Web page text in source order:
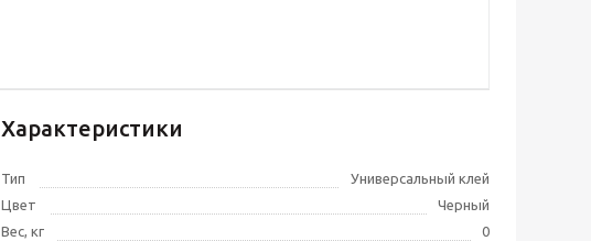
Характеристики
Тип
Универсальный клей
Цвет
Черный
Вес, кг
0